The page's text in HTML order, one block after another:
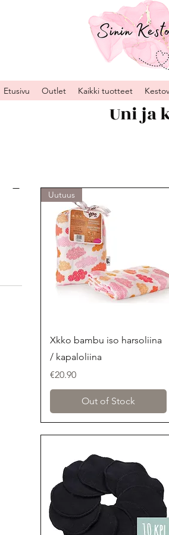
Etusivu Outlet Kaikki tuotteet
Uni ja
Quick View
Uutuus
Xkko bambu iso harsoliina
/ kapaloliina
Price
€20.90
Out of Stock